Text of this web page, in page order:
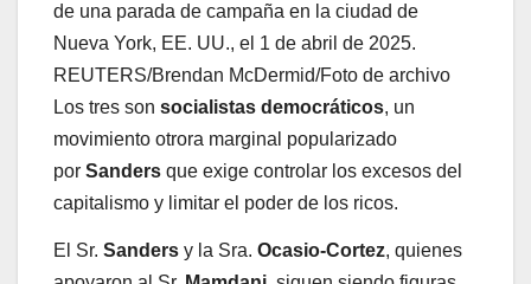
de una parada de campaña en la ciudad de
Nueva York, EE. UU., el 1 de abril de 2025.
REUTERS/Brendan McDermid/Foto de archivo
Los tres son socialistas democráticos, un
movimiento otrora marginal popularizado
por Sanders que exige controlar los excesos del
capitalismo y limitar el poder de los ricos.
El Sr. Sanders y la Sra. Ocasio-Cortez, quienes